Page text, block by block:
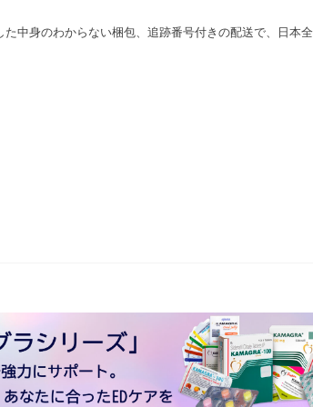
中身のわからない梱包、追跡番号付きの配送で、日本